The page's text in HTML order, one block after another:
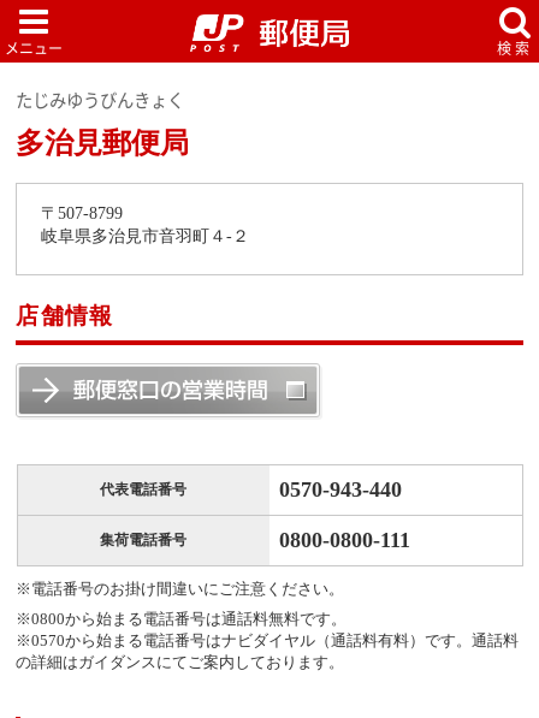
たじみゆうびんきょく
多治見郵便局
〒507-8799
岐阜県多治見市音羽町４-２
店舗情報
代表電話番号 0570-943-440
集荷電話番号 0800-0800-111
※電話番号のお掛け間違いにご注意ください。
※0800から始まる電話番号は通話料無料です。
※0570から始まる電話番号はナビダイヤル（通話料有料）です。通話料
の詳細はガイダンスにてご案内しております。